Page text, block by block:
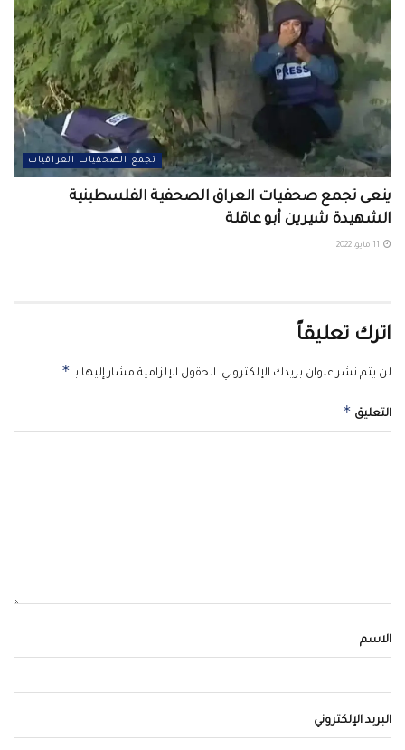
تجمع الصحفيات العراقيات
ينعى تجمع صحفيات العراق الصحفية الفلسطينية
الشهيدة شيرين أبو عاقلة
اترك تعليقاً
لن يتم نشر عنوان بريدك الإلكتروني. الحقول الإلزامية مشار إليها بـ *
التعليق *
الاسم
البريد الإلكتروني